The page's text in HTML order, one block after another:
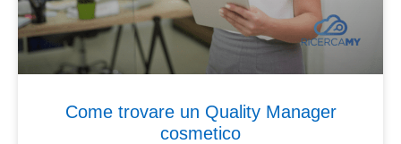
Come trovare un Quality Manager
cosmetico